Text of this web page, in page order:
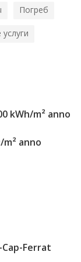
Погреб
kWh/m² anno
/m² anno
Cap-Ferrat